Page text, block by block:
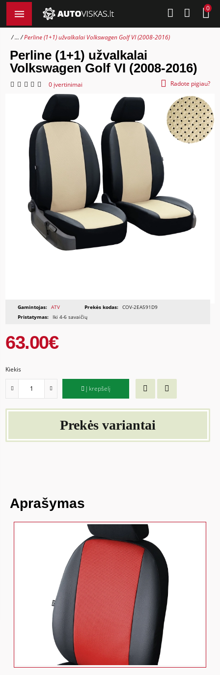
0
... Perline (1+1) užvalkalai Volkswagen Golf VI (2008-2016)
Perline (1+1) užvalkalai
Volkswagen Golf VI (2008-2016)
0 įvertinimai Radote pigiau?
Gamintojas: ATV Prekės kodas: COV-2EA591D9
Pristatymas:
Iki 4-6 savaičių
63.00€
Kiekis
Į krepšelį
Prekės variantai
Aprašymas